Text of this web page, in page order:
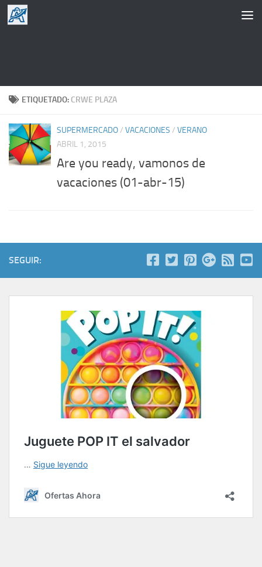
Saltar al contenido
ETIQUETADO: CRWE PLAZA
SUPERMERCADO/ VACACIONES / VERANO
ABRIL 1, 2015
Are you ready, vamonos de
vacaciones (01-abr-15)
SEGUIR: